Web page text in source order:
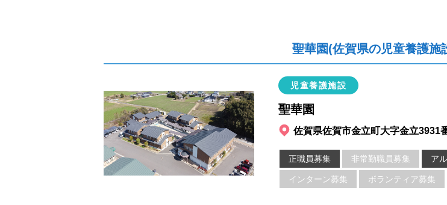
聖華園(佐賀県の児童養護施
児童養護施設
聖華園
佐賀県佐賀市金立町大字金立3931
正職員募集 非常勤職員募集 ア
インターン募集 ボランティア募集